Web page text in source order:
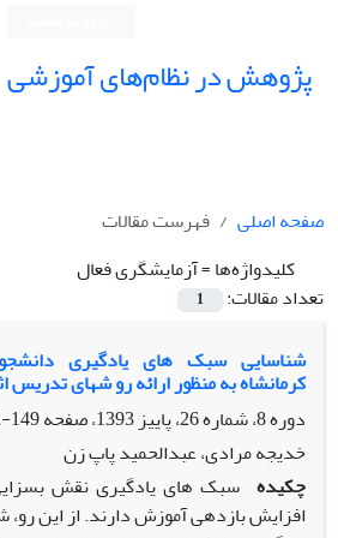
پژوهش در نظام‌های آموزشی
صفحه اصلی
فهرست مقالات
کلیدواژه‌ها =آزمایشگری فعال
تعداد مقالات:
1
شناسایی سبک های یادگیری
کرمانشاه به منظور ارائه رو شهای
دوره 8، شماره 26، پاییز 1393، صفحه
149-172
خدیجه مرادی، عبدالحمید پاپ زن
چکیده سبک های یادگیری نقش
افزایش بازدهی آموزش دارند. از این